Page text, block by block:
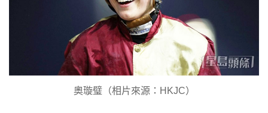
奧璇璧（相片來源：HKJC）